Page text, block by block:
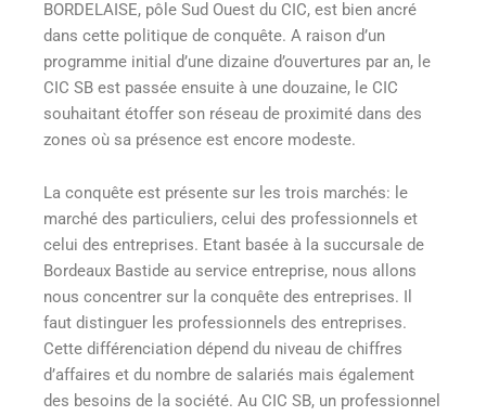
BORDELAISE, pôle Sud Ouest du CIC, est bien ancré
dans cette politique de conquête. A raison d’un
programme initial d’une dizaine d’ouvertures par an, le
CIC SB est passée ensuite à une douzaine, le CIC
souhaitant étoffer son réseau de proximité dans des
zones où sa présence est encore modeste.
La conquête est présente sur les trois marchés: le
marché des particuliers, celui des professionnels et
celui des entreprises. Etant basée à la succursale de
Bordeaux Bastide au service entreprise, nous allons
nous concentrer sur la conquête des entreprises. Il
faut distinguer les professionnels des entreprises.
Cette différenciation dépend du niveau de chiffres
d’affaires et du nombre de salariés mais également
des besoins de la société. Au CIC SB, un professionnel